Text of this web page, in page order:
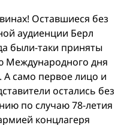
Оставшиеся без
аудиенции Берл
были-таки приняты
Международного дня
А само первое лицо и
остались без
по случаю 78-летия
концлагеря